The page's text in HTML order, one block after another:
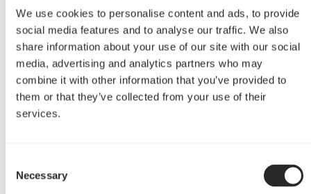
We use cookies to personalise content and ads, to provide
social media features and to analyse our traffic. We also
share information about your use of our site with our social
media, advertising and analytics partners who may
combine it with other information that you’ve provided to
them or that they’ve collected from your use of their
services.
Selection
Necessary